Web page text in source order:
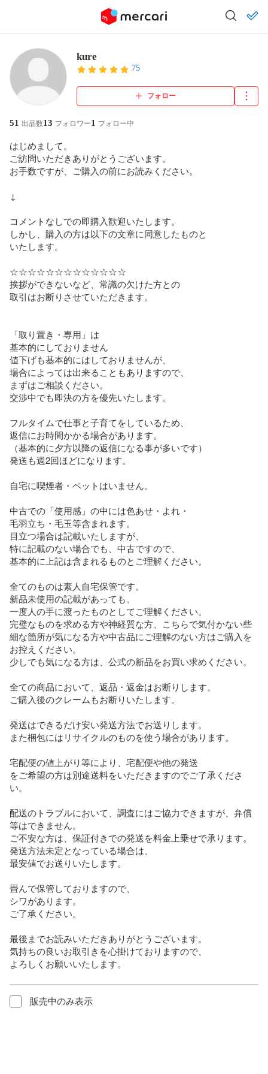
kure
75
フォロー
51 出品数13 フォロワー1 フォロー中
はじめまして。
ご訪問いただきありがとうございます。
お手数ですが、ご購入の前にお読みください。
↓
コメントなしでの即購入歓迎いたします。
しかし、購入の方は以下の文章に同意したものと
いたします。
☆☆☆☆☆☆☆☆☆☆☆☆☆
挨拶ができないなど、常識の欠けた方との
取引はお断りさせていただきます。
「取り置き・専用」は
基本的にしておりません
値下げも基本的にはしておりませんが、
場合によっては出来ることもありますので、
まずはご相談ください。
交渉中でも即決の方を優先いたします。
フルタイムで仕事と子育てをしているため、
返信にお時間かかる場合があります。
（基本的に夕方以降の返信になる事が多いです）
発送も週2回ほどになります。
自宅に喫煙者・ペットはいません。
中古での「使用感」の中には色あせ・よれ・
毛羽立ち・毛玉等含まれます。
目立つ場合は記載いたしますが、
特に記載のない場合でも、中古ですので、
基本的に上記は含まれるものとご理解ください。
全てのものは素人自宅保管です。
新品未使用の記載があっても、
一度人の手に渡ったものとしてご理解ください。
完璧なものを求める方や神経質な方、こちらで気付かない些
細な箇所が気になる方や中古品にご理解のない方はご購入を
お控えください。
少しでも気になる方は、公式の新品をお買い求めください。
全ての商品において、返品・返金はお断りします。
ご購入後のクレームもお断りいたします。
発送はできるだけ安い発送方法でお送りします。
また梱包にはリサイクルのものを使う場合があります。
宅配便の値上がり等により、宅配便や他の発送
をご希望の方は別途送料をいただきますのでご了承くださ
い。
配送のトラブルにおいて、調査にはご協力できますが、弁償
等はできません。
ご不安な方は、保証付きでの発送を料金上乗せで承ります。
発送方法未定となっている場合は、
最安値でお送りいたします。
畳んで保管しておりますので、
シワがあります。
ご了承ください。
最後までお読みいただきありがとうございます。
気持ちの良いお取引きを心掛けておりますので、
よろしくお願いいたします。
販売中のみ表示